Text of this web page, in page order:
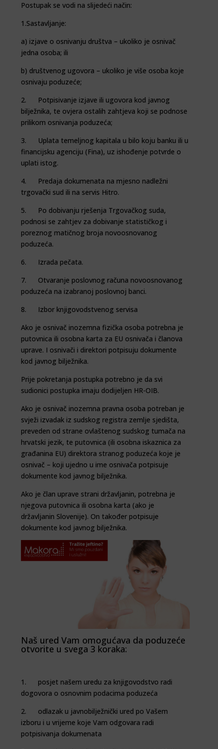
Postupak se vodi na slijedeći način:
1.Sastavljanje:
a) izjave o osnivanju društva – ukoliko je osnivač
jedna osoba; ili
b) društvenog ugovora – ukoliko je više osoba koje
osnivaju poduzeće;
2. Potpisivanje izjave ili ugovora kod javnog
bilježnika, te ovjera ostalih zahtjeva koji se podnose
prilikom osnivanja poduzeća;
3. Uplata temeljnog kapitala u bilo koju banku ili u
financijsku agenciju (Fina), uz ishođenje potvrde o
uplati istog.
4. Predaja dokumenata na mjesno nadležni
trgovački sud ili na servis Hitro.
5. Po dobivanju rješenja Trgovačkog suda,
podnosi se zahtjev za dobivanje statističkog i
poreznog matičnog broja novoosnovanog
poduzeća.
6. Izrada pečata.
7. Otvaranje poslovnog računa novoosnovanog
poduzeća na izabranoj poslovnoj banci.
8. Izbor knjigovodstvenog servisa
Ako je osnivač inozemna fizička osoba potrebna je
putovnica ili osobna karta za EU osnivača i članova
uprave. I osnivači i direktori potpisuju dokumente
kod javnog bilježnika.
Prije pokretanja postupka potrebno je da svi
sudionici postupka imaju dodijeljen HR-OIB.
Ako je osnivač inozemna pravna osoba potreban je
svježi izvadak iz sudskog registra zemlje sjedišta,
preveden od strane ovlaštenog sudskog tumača na
hrvatski jezik, te putovnica (ili osobna iskaznica za
građanina EU) direktora stranog poduzeća koje je
osnivač – koji ujedno u ime osnivača potpisuje
dokumente kod javnog bilježnika.
Ako je član uprave strani državljanin, potrebna je
njegova putovnica ili osobna karta (ako je
državljanin Slovenije). On također potpisuje
dokumente kod javnog bilježnika.
Naš ured Vam omogućava da poduzeće
otvorite u svega 3 koraka:
1. posjet našem uredu za knjigovodstvo radi
dogovora o osnovnim podacima poduzeća
2. odlazak u javnobilježnički ured po Vašem
izboru i u vrijeme koje Vam odgovara radi
potpisivanja dokumenata